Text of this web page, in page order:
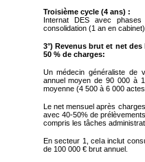
Troisième cycle (4 ans) :
Internat DES avec
consolidation (1 an en
3°) Revenus brut et net
50 % de charges:
Un médecin généraliste de
annuel moyen de 90 000 à
moyenne (4 500 à 6 000
Le net mensuel après
avec 40-50% de
compris les tâches
En secteur 1, cela inclut
de 100 000 € brut annuel.​